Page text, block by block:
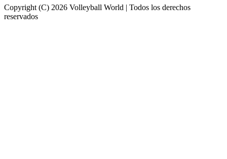
Copyright (C) 2026 Volleyball World | Todos los derechos
reservados